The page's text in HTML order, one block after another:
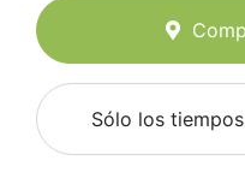
Sólo los